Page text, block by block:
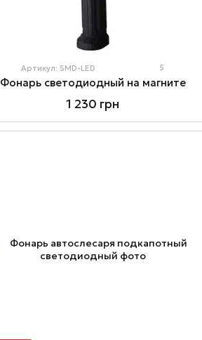
Артикул: SMD-LED 5
Фонарь светодиодный на магните
1 230 грн